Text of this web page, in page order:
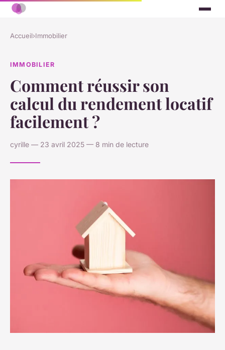
Accueil›Immobilier
IMMOBILIER
Comment réussir son
calcul du rendement locatif
facilement ?
cyrille — 23 avril 2025 — 8 min de lecture